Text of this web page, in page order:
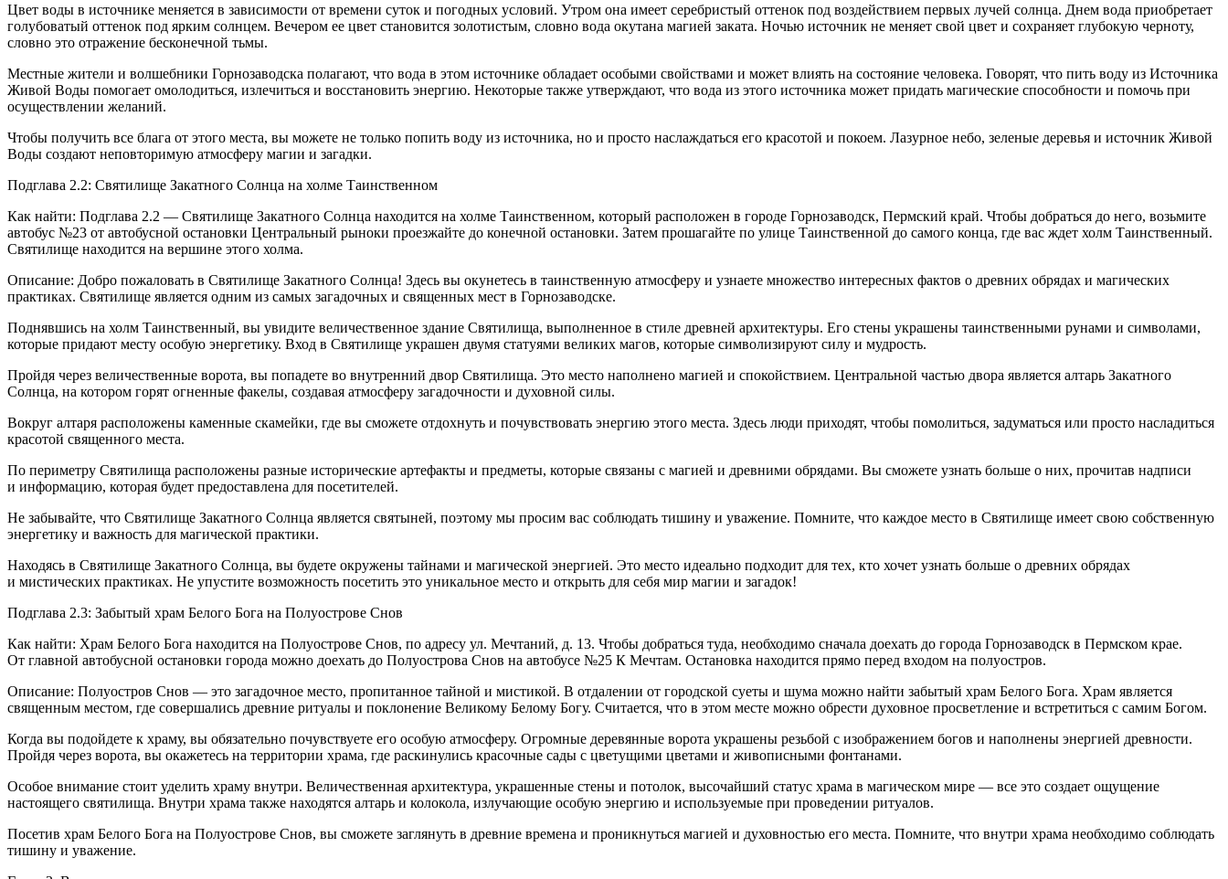
Цвет воды в источнике меняется в зависимости от времени суток и погодных условий. Утром она имеет серебристый оттенок под воздействием первых лучей солнца. Днем вода приобретает
голубоватый оттенок под ярким солнцем. Вечером ее цвет становится золотистым, словно вода окутана магией заката. Ночью источник не меняет свой цвет и сохраняет глубокую черноту,
словно это отражение бесконечной тьмы.
Местные жители и волшебники Горнозаводска полагают, что вода в этом источнике обладает особыми свойствами и может влиять на состояние человека. Говорят, что пить воду из Источника
Живой Воды помогает омолодиться, излечиться и восстановить энергию. Некоторые также утверждают, что вода из этого источника может придать магические способности и помочь при
осуществлении желаний.
Чтобы получить все блага от этого места, вы можете не только попить воду из источника, но и просто наслаждаться его красотой и покоем. Лазурное небо, зеленые деревья и источник Живой
Воды создают неповторимую атмосферу магии и загадки.
Подглава 2.2: Святилище Закатного Солнца на холме Таинственном
Как найти: Подглава 2.2 — Святилище Закатного Солнца находится на холме Таинственном, который расположен в городе Горнозаводск, Пермский край. Чтобы добраться до него, возьмите
автобус №23 от автобусной остановки Центральный рыноки проезжайте до конечной остановки. Затем прошагайте по улице Таинственной до самого конца, где вас ждет холм Таинственный.
Святилище находится на вершине этого холма.
Описание: Добро пожаловать в Святилище Закатного Солнца! Здесь вы окунетесь в таинственную атмосферу и узнаете множество интересных фактов о древних обрядах и магических
практиках. Святилище является одним из самых загадочных и священных мест в Горнозаводске.
Поднявшись на холм Таинственный, вы увидите величественное здание Святилища, выполненное в стиле древней архитектуры. Его стены украшены таинственными рунами и символами,
которые придают месту особую энергетику. Вход в Святилище украшен двумя статуями великих магов, которые символизируют силу и мудрость.
Пройдя через величественные ворота, вы попадете во внутренний двор Святилища. Это место наполнено магией и спокойствием. Центральной частью двора является алтарь Закатного
Солнца, на котором горят огненные факелы, создавая атмосферу загадочности и духовной силы.
Вокруг алтаря расположены каменные скамейки, где вы сможете отдохнуть и почувствовать энергию этого места. Здесь люди приходят, чтобы помолиться, задуматься или просто насладиться
красотой священного места.
По периметру Святилища расположены разные исторические артефакты и предметы, которые связаны с магией и древними обрядами. Вы сможете узнать больше о них, прочитав надписи
и информацию, которая будет предоставлена для посетителей.
Не забывайте, что Святилище Закатного Солнца является святыней, поэтому мы просим вас соблюдать тишину и уважение. Помните, что каждое место в Святилище имеет свою собственную
энергетику и важность для магической практики.
Находясь в Святилище Закатного Солнца, вы будете окружены тайнами и магической энергией. Это место идеально подходит для тех, кто хочет узнать больше о древних обрядах
и мистических практиках. Не упустите возможность посетить это уникальное место и открыть для себя мир магии и загадок!
Подглава 2.3: Забытый храм Белого Бога на Полуострове Снов
Как найти: Храм Белого Бога находится на Полуострове Снов, по адресу ул. Мечтаний, д. 13. Чтобы добраться туда, необходимо сначала доехать до города Горнозаводск в Пермском крае.
От главной автобусной остановки города можно доехать до Полуострова Снов на автобусе №25 К Мечтам. Остановка находится прямо перед входом на полуостров.
Описание: Полуостров Снов — это загадочное место, пропитанное тайной и мистикой. В отдалении от городской суеты и шума можно найти забытый храм Белого Бога. Храм является
священным местом, где совершались древние ритуалы и поклонение Великому Белому Богу. Считается, что в этом месте можно обрести духовное просветление и встретиться с самим Богом.
Когда вы подойдете к храму, вы обязательно почувствуете его особую атмосферу. Огромные деревянные ворота украшены резьбой с изображением богов и наполнены энергией древности.
Пройдя через ворота, вы окажетесь на территории храма, где раскинулись красочные сады с цветущими цветами и живописными фонтанами.
Особое внимание стоит уделить храму внутри. Величественная архитектура, украшенные стены и потолок, высочайший статус храма в магическом мире — все это создает ощущение
настоящего святилища. Внутри храма также находятся алтарь и колокола, излучающие особую энергию и используемые при проведении ритуалов.
Посетив храм Белого Бога на Полуострове Снов, вы сможете заглянуть в древние времена и проникнуться магией и духовностью его места. Помните, что внутри храма необходимо соблюдать
тишину и уважение.